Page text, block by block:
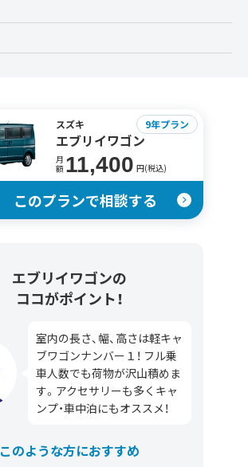
スズキ
エブリイワゴン
月
額 11,400 円(税込)
9年プラン
このプランで相談する
エブリイワゴンの
ココがポイント！
室内の長さ、幅、高さは軽キャ
ブワゴンナンバー１！ フル乗
車人数でも荷物が沢山積めま
す。アクセサリーも多くキャ
ンプ・車中泊にもオススメ！
このような方におすすめ